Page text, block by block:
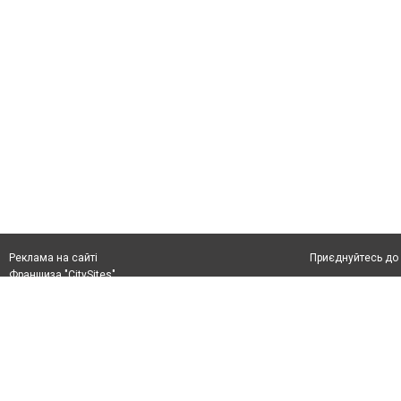
Реклама на сайті
Франшиза "CitySites"
Приєднуйтесь до